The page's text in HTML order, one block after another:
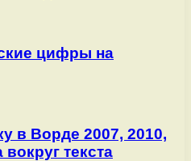
цифры на
в Ворде 2007, 2010,
текста